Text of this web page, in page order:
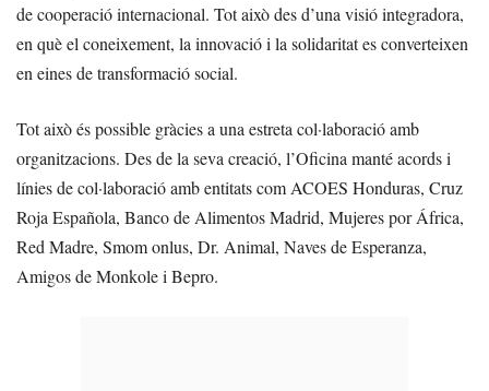
de cooperació internacional. Tot això des d’una visió integradora,
en què el coneixement, la innovació i la solidaritat es converteixen
en eines de transformació social.
Tot això és possible gràcies a una estreta col·laboració amb
organitzacions. Des de la seva creació, l’Oficina manté acords i
línies de col·laboració amb entitats com ACOES Honduras, Cruz
Roja Española, Banco de Alimentos Madrid, Mujeres por África,
Red Madre, Smom onlus, Dr. Animal, Naves de Esperanza,
Amigos de Monkole i Bepro.